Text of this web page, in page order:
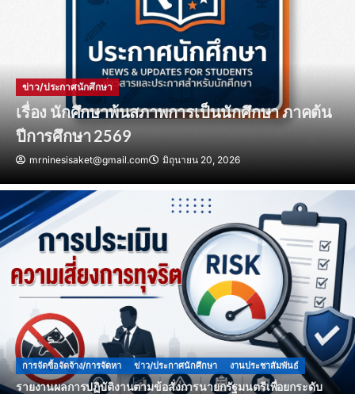
ข่าว/ประกาศนักศึกษา
แผนพัฒนามหาวิทยาลัยการกีฬาแห่งชาติ พ.ศ.
2566-2570 (ฉบับปรังปรุง ปีงบประมาณ
พ.ศ.2570)
mrninesisaket@gmail.com มีนาคม 23, 2026
การจัดซื้อจัดจ้าง/การจัดหา ข่าว/ประกาศนักศึกษา งานประชาสัมพันธ์
รายงานผลการปฏิบัติงานตามข้อสั่งการนายกรัฐมนตรีเพื่อยกระดับ